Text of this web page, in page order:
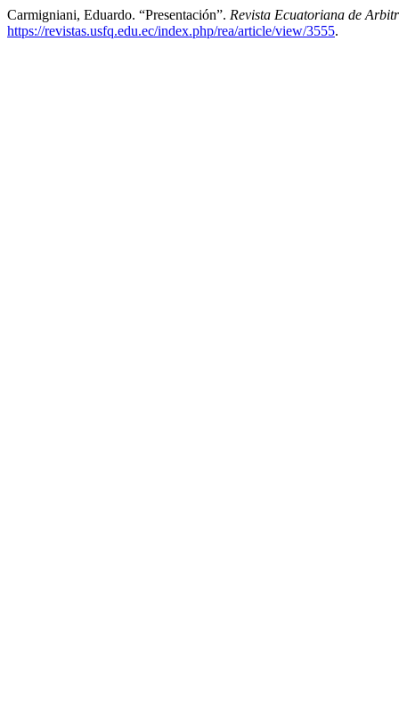
Carmigniani, Eduardo. “Presentación”. Revista Ecuatoriana de
https://revistas.usfq.edu.ec/index.php/rea/article/view/3555.